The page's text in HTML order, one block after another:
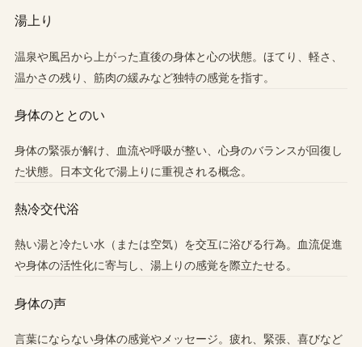
湯上り
温泉や風呂から上がった直後の身体と心の状態。ほてり、軽さ、
温かさの残り、筋肉の緩みなど独特の感覚を指す。
身体のととのい
身体の緊張が解け、血流や呼吸が整い、心身のバランスが回復し
た状態。日本文化で湯上りに重視される概念。
熱冷交代浴
熱い湯と冷たい水（または空気）を交互に浴びる行為。血流促進
や身体の活性化に寄与し、湯上りの感覚を際立たせる。
身体の声
言葉にならない身体の感覚やメッセージ。疲れ、緊張、喜びなど